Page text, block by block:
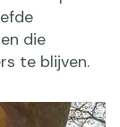
die
te blijven.